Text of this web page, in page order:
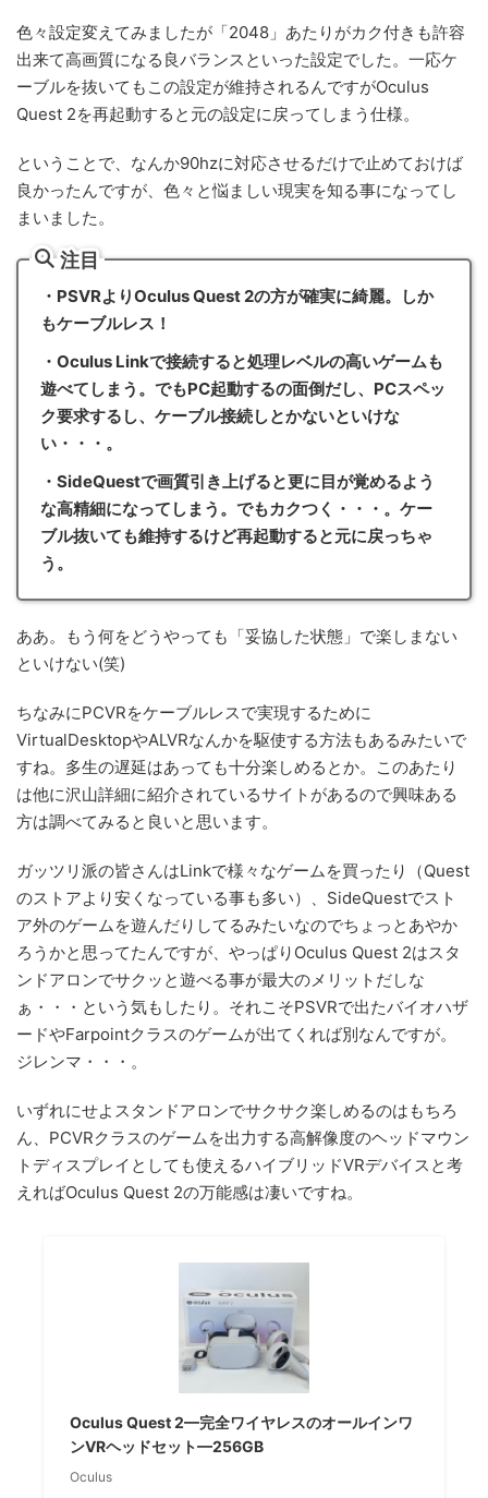
色々設定変えてみましたが「2048」あたりがカク付きも許容
出来て高画質になる良バランスといった設定でした。一応ケ
ーブルを抜いてもこの設定が維持されるんですがOculus
Quest 2を再起動すると元の設定に戻ってしまう仕様。
ということで、なんか90hzに対応させるだけで止めておけば
良かったんですが、色々と悩ましい現実を知る事になってし
まいました。
注目
・PSVRよりOculus Quest 2の方が確実に綺麗。しか
もケーブルレス！
・Oculus Linkで接続すると処理レベルの高いゲームも
遊べてしまう。でもPC起動するの面倒だし、PCスペッ
ク要求するし、ケーブル接続しとかないといけな
い・・・。
・SideQuestで画質引き上げると更に目が覚めるよう
な高精細になってしまう。でもカクつく・・・。ケー
ブル抜いても維持するけど再起動すると元に戻っちゃ
う。
ああ。もう何をどうやっても「妥協した状態」で楽しまない
といけない(笑)
ちなみにPCVRをケーブルレスで実現するために
VirtualDesktopやALVRなんかを駆使する方法もあるみたいで
すね。多生の遅延はあっても十分楽しめるとか。このあたり
は他に沢山詳細に紹介されているサイトがあるので興味ある
方は調べてみると良いと思います。
ガッツリ派の皆さんはLinkで様々なゲームを買ったり（Quest
のストアより安くなっている事も多い）、SideQuestでスト
ア外のゲームを遊んだりしてるみたいなのでちょっとあやか
ろうかと思ってたんですが、やっぱりOculus Quest 2はスタ
ンドアロンでサクッと遊べる事が最大のメリットだしな
ぁ・・・という気もしたり。それこそPSVRで出たバイオハザ
ードやFarpointクラスのゲームが出てくれば別なんですが。
ジレンマ・・・。
いずれにせよスタンドアロンでサクサク楽しめるのはもちろ
ん、PCVRクラスのゲームを出力する高解像度のヘッドマウン
トディスプレイとしても使えるハイブリッドVRデバイスと考
えればOculus Quest 2の万能感は凄いですね。
Oculus Quest 2—完全ワイヤレスのオールインワ
ンVRヘッドセット—256GB
Oculus